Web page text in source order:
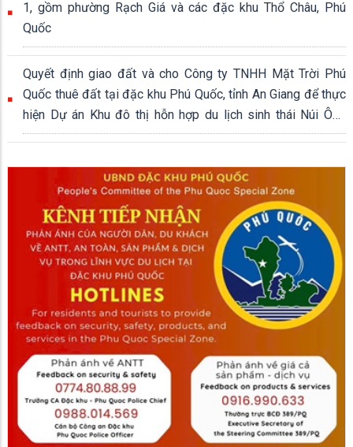
1, gồm phường Rạch Giá và các đặc khu Thổ Châu, Phú
Quốc
Quyết định giao đất và cho Công ty TNHH Mặt Trời Phú
Quốc thuê đất tại đặc khu Phú Quốc, tỉnh An Giang để thực
hiện Dự án Khu đô thị hỗn hợp du lịch sinh thái Núi Ông
Quán